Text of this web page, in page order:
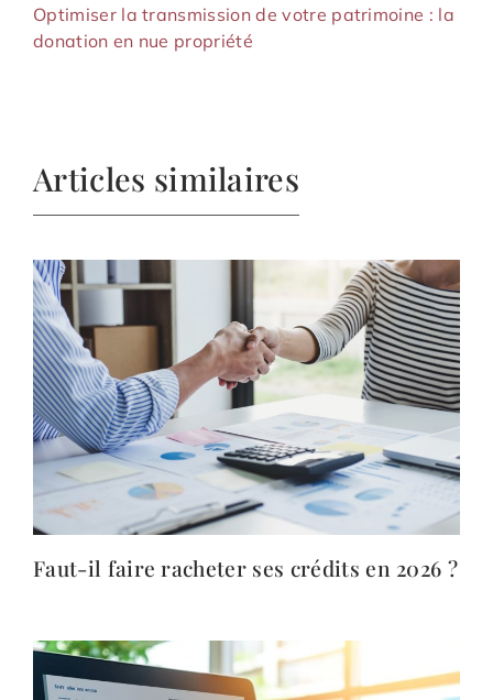
Optimiser la transmission de votre patrimoine : la
donation en nue propriété
Articles similaires
Faut-il faire racheter ses crédits en 2026 ?